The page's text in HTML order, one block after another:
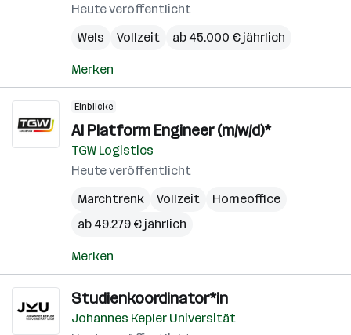
Heute veröffentlicht
Wels
Vollzeit ab 45.000 € jährlich
Merken
Einblicke
AI Platform Engineer (m/w/d)*
TGW Logistics
Heute veröffentlicht
Marchtrenk
Vollzeit
Homeoffice
ab 49.279 € jährlich
Merken
Studienkoordinator*in
Johannes Kepler Universität